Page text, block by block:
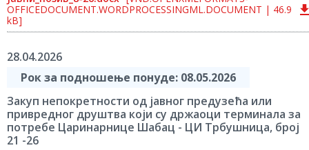
OFFICEDOCUMENT.WORDPROCESSINGML.DOCUMENT | 46.9
kB]
28.04.2026
Рок за подношење понуде: 08.05.2026
Закуп непокретности од јавног предузећа или
привредног друштва који су држаоци терминала за
потребе Царинарнице Шабац - ЦИ Трбушница, број
21 -26